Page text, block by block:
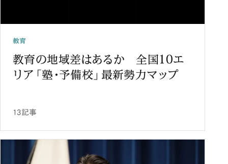
教育
教育の地域差はあるか 全国10エ
リア「塾・予備校」最新勢力マップ
13記事